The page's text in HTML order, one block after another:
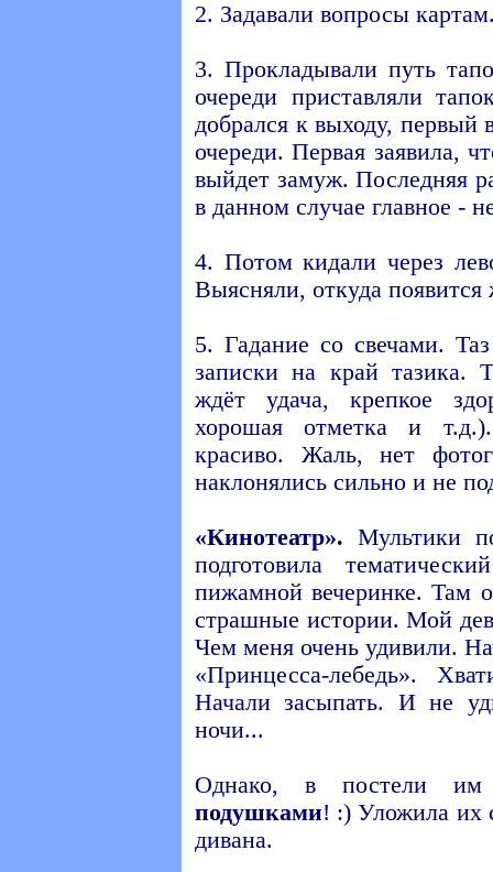
2. Задавали вопросы
3. Прокладывали путь
очереди приставляли
добрался к выходу,
очереди. Первая заявила,
выйдет замуж. Последняя
в данном случае главное -
4. Потом кидали через
Выясняли, откуда появится
5. Гадание со свечами.
записки на край тазика.
ждёт удача, крепкое
хорошая отметка и
красиво. Жаль, нет
наклонялись сильно и не
«Кинотеатр». Мультики
подготовила
пижамной вечеринке. Там
страшные истории. Мой
Чем меня очень удивили.
«Принцесса-лебедь».
Начали засыпать. И не
ночи...
Однако, в постели
подушками! :) Уложила их
дивана.